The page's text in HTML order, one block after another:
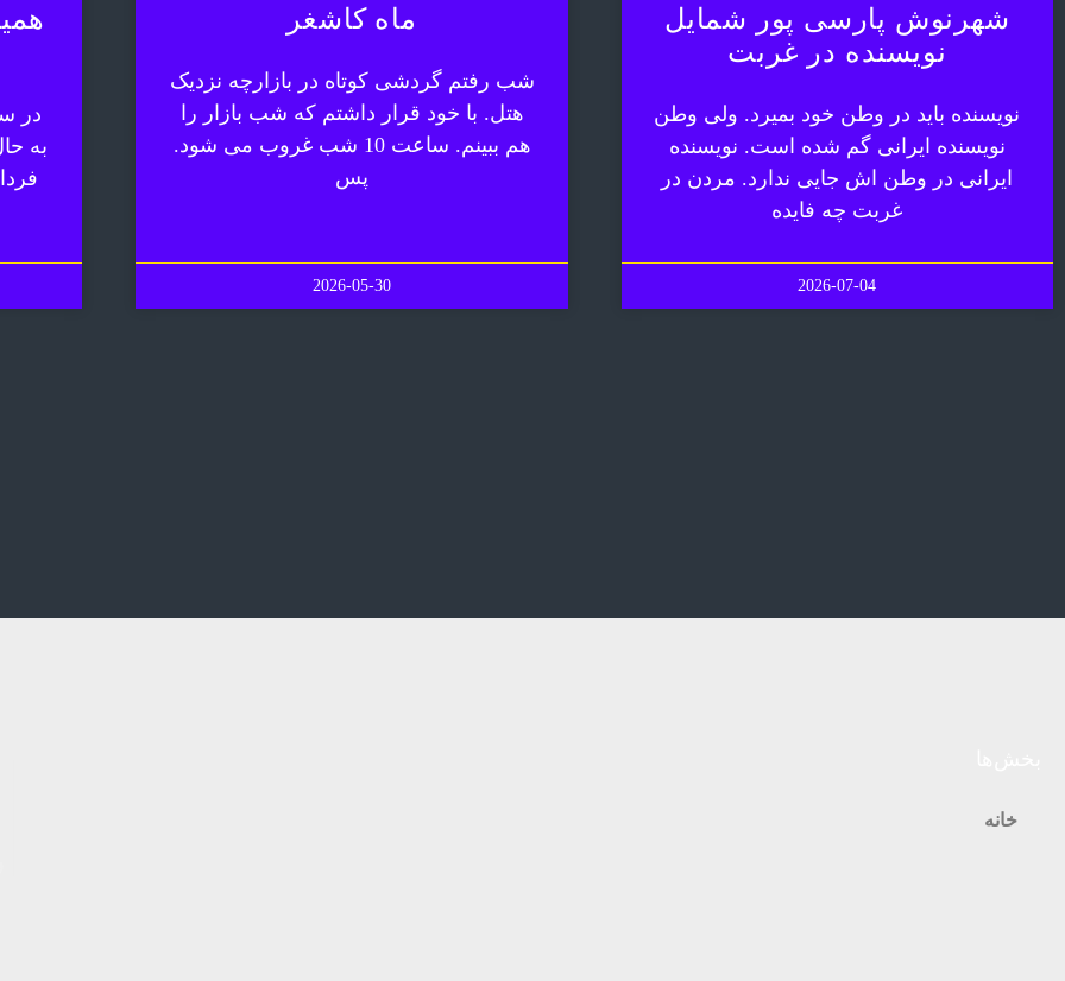
شهرنوش پارسی پور شمایل
نویسنده در غربت
نویسنده باید در وطن خود بمیرد. ولی وطن
نویسنده ایرانی گم شده است. نویسنده
ایرانی در وطن اش جایی ندارد. مردن در
غربت چه فایده
2026-07-04
ماه کاشغر
شب رفتم گردشی کوتاه در بازارچه نزدیک
هتل. با خود قرار داشتم که شب بازار را
هم ببینم. ساعت 10 شب غروب می شود.
پس
2026-05-30
در
به
خانه